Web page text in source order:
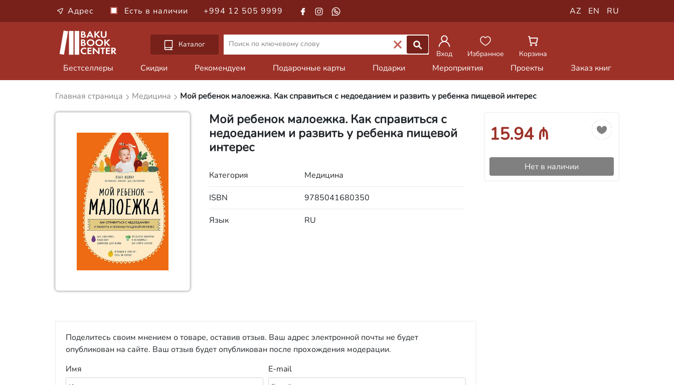
Адрес Есть в наличии +994 12 505 9999 AZ EN RU
Каталог
Вход
Избранное Корзина
Бестселлеры Скидки Рекомендуем Подарочные карты Подарки Мероприятия Проекты Заказ книг
Главная страница Медицина Мой ребенок малоежка. Как справиться с недоеданием и развить у ребенка пищевой интерес
Мой ребенок малоежка. Как справиться с
недоеданием и развить у ребенка пищевой
интерес
Категория Медицина
ISBN 9785041680350
Язык RU
Поделитесь своим мнением о товаре, оставив отзыв. Ваш адрес электронной почты не будет
опубликован на сайте. Ваш отзыв будет опубликован после прохождения модерации.
Имя
E-mail
15.94 ₼
Нет в наличии